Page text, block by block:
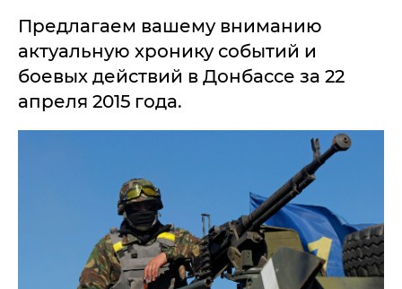
Предлагаем вашему вниманию
актуальную хронику событий и
боевых действий в Донбассе за 22
апреля 2015 года.